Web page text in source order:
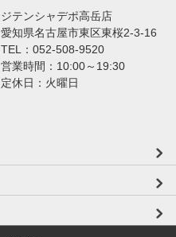
ジテンシャデポ高岳店
愛知県名古屋市東区東桜2-3-16
TEL：052-508-9520
営業時間：10:00～19:30
定休日：火曜日